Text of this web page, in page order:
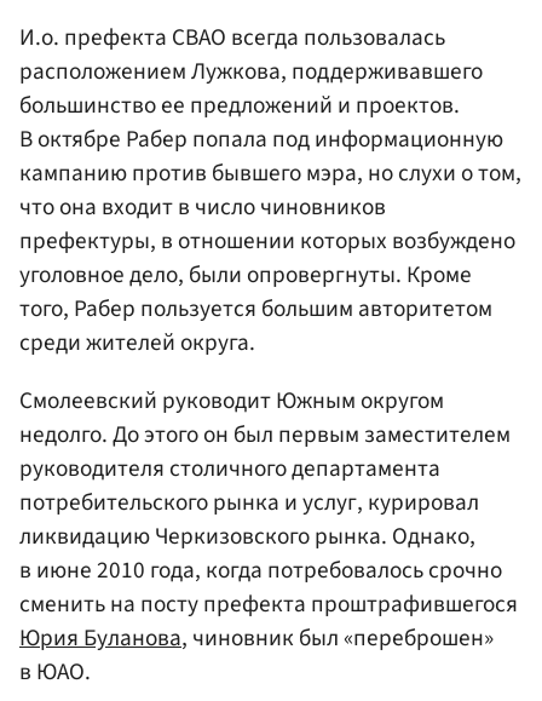
И.о. префекта СВАО всегда пользовалась
расположением Лужкова, поддерживавшего
большинство ее предложений и проектов.
В октябре Рабер попала под информационную
кампанию против бывшего мэра, но слухи о том,
что она входит в число чиновников
префектуры, в отношении которых возбуждено
уголовное дело, были опровергнуты. Кроме
того, Рабер пользуется большим авторитетом
среди жителей округа.
Смолеевский руководит Южным округом
недолго. До этого он был первым заместителем
руководителя столичного департамента
потребительского рынка и услуг, курировал
ликвидацию Черкизовского рынка. Однако,
в июне 2010 года, когда потребовалось срочно
сменить на посту префекта проштрафившегося
Юрия Буланова, чиновник был «переброшен»
в ЮАО.